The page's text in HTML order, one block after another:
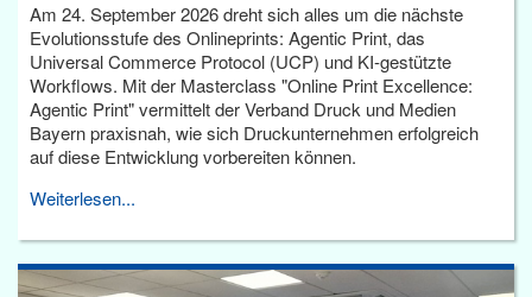
Am 24. September 2026 dreht sich alles um die nächste
Evolutionsstufe des Onlineprints: Agentic Print, das
Universal Commerce Protocol (UCP) und KI-gestützte
Workflows. Mit der Masterclass "Online Print Excellence:
Agentic Print" vermittelt der Verband Druck und Medien
Bayern praxisnah, wie sich Druckunternehmen erfolgreich
auf diese Entwicklung vorbereiten können.
Weiterlesen...